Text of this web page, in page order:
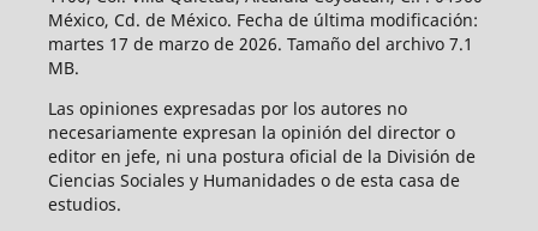
México, Cd. de México. Fecha de última modificación:
martes 17 de marzo de 2026. Tamaño del archivo 7.1
MB.
Las opiniones expresadas por los autores no
necesariamente expresan la opinión del director o
editor en jefe, ni una postura oficial de la División de
Ciencias Sociales y Humanidades o de esta casa de
estudios.